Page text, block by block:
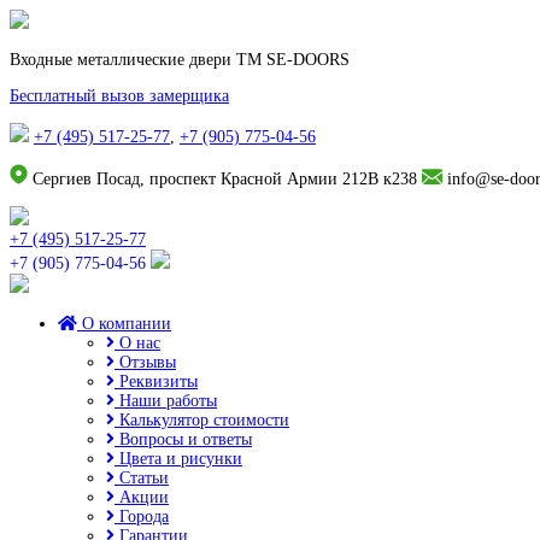
Входные металлические двери TM SE-DOORS
Бесплатный вызов замерщика
+7 (495) 517-25-77, +7 (905) 775-04-56
Сергиев Посад, проспект Красной Армии 212В к238 info@se-
+7 (495) 517-25-77
+7 (905) 775-04-56
О компании
О нас
Отзывы
Реквизиты
Наши работы
Калькулятор стоимости
Вопросы и ответы
Цвета и рисунки
Статьи
Акции
Города
Гарантии